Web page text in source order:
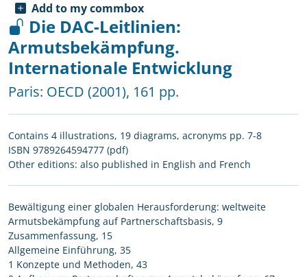
Add to my commbox
Die DAC-Leitlinien:
Armutsbekämpfung.
Internationale Entwicklung
Paris: OECD (2001), 161 pp.
Contains 4 illustrations, 19 diagrams, acronyms pp. 7-8
ISBN 9789264594777 (pdf)
Other editions: also published in English and French
Bewältigung einer globalen Herausforderung: weltweite
Armutsbekämpfung auf Partnerschaftsbasis, 9
Zusammenfassung, 15
Allgemeine Einführung, 35
1 Konzepte und Methoden, 43